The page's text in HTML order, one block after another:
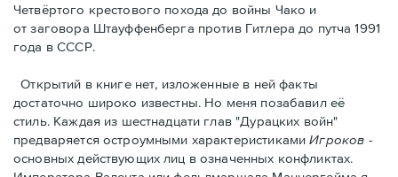
Четвёртого крестового похода до войны Чако и
от заговора Штауффенберга против Гитлера до путча 1991
года в СССР.
Открытий в книге нет, изложенные в ней факты
достаточно широко известны. Но меня позабавил её
стиль. Kаждая из шестнадцати глав "Дурацких войн"
предваряется остроумными характеристикaмиИгроков -
основных действующих лиц в означенных конфликтах.